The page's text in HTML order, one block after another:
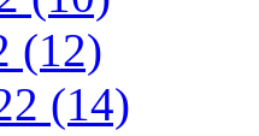
(12)
(14)